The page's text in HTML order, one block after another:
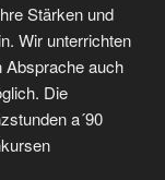
Stärken und
Wir unterrichten
Absprache auch
Die
a´90